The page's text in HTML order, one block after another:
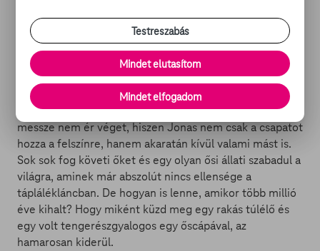
hogy valami sokkal nagyobb dolog él odalent, amit
rohadtul békén kellett volna már hagyni… Jonas végül
bevállalja a mentést, már csak azért is, mert az
exfelesége is a mentésre szorulók között van. Kis híján
ott is hagyják a fogukat, de Jonas végül majdnem
mindenkit megment. A történet azonban ezzel még
messze nem ér véget, hiszen Jonas nem csak a csapatot
hozza a felszínre, hanem akaratán kívül valami mást is.
Sok sok fog követi őket és egy olyan ősi állati szabadul a
világra, aminek már abszolút nincs ellensége a
táplálékláncban. De hogyan is lenne, amikor több millió
éve kihalt? Hogy miként küzd meg egy rakás túlélő és
egy volt tengerészgyalogos egy őscápával, az
hamarosan kiderül.
Testreszabás
Mindet elutasítom
Mindet elfogadom